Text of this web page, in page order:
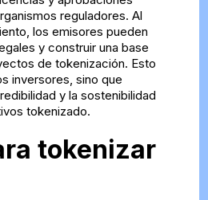
reguladores. Al
los emisores pueden
y construir una base
de tokenización. Esto
inversores, sino que
y la sostenibilidad
tokenizado.
tokenizar